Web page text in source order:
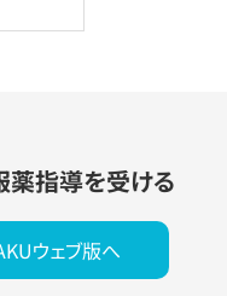
薬指導を受ける
ウェブ版へ